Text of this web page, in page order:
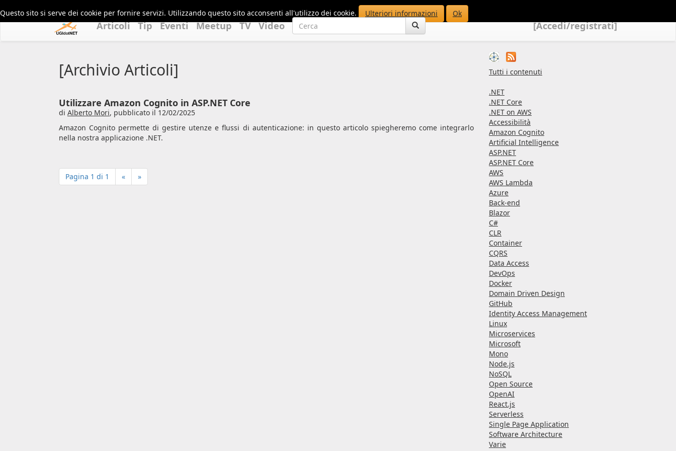
Questo sito si serve dei cookie per fornire servizi. Utilizzando questo sito acconsenti all'utilizzo dei cookie. Ulteriori informazioni Ok
Articoli Tip Eventi Meetup TV Video [Accedi/registrati]
[Archivio Articoli]
Utilizzare Amazon Cognito in ASP.NET Core
di Alberto Mori, pubblicato il 12/02/2025
Amazon Cognito permette di gestire utenze e flussi di autenticazione: in questo articolo spiegheremo come integrarlo
nella nostra applicazione .NET.
Pagina 1 di 1 « »
Tutti i contenuti
.NET
.NET Core
.NET on AWS
Accessibilità
Amazon Cognito
Artificial Intelligence
ASP.NET
ASP.NET Core
AWS
AWS Lambda
Azure
Back-end
Blazor
C#
CLR
Container
CQRS
Data Access
DevOps
Docker
Domain Driven Design
GitHub
Identity Access Management
Linux
Microservices
Microsoft
Mono
Node.js
NoSQL
Open Source
OpenAI
React.js
Serverless
Single Page Application
Software Architecture
Varie